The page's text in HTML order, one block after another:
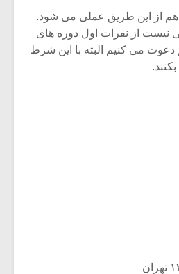
هم از این طریق عملی می شود.
نیست از نفرات اول دوره های
می کنیم البته با این شرط